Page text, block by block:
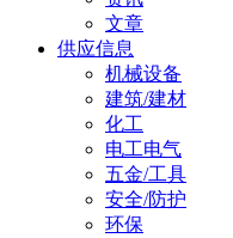
文章
供应信息
机械设备
建筑/建材
化工
电工电气
五金/工具
安全/防护
环保